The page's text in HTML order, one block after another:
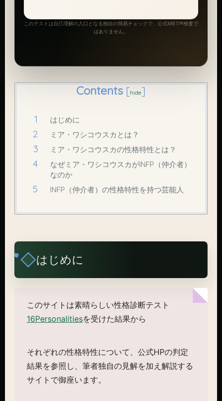
このテストは自己理解の入口となる独自の簡易チェックで、公式MBTI®検査で
はありません。
Contents [hide]
はじめに
ミア・ワシコウスカとは？
ミア・ワシコウスカの性格特性とは？
なぜミア・ワシコウスカがINFP（仲介者）
なのか
INFP（仲介者）の性格特性を持つ芸能人
はじめに
このサイトは素晴らしい性格診断テスト
16Personalitiesを受けた結果から
それぞれの性格特性について、公式HPの判定
結果を参照し、筆者独自の見解を加え解説する
サイトで御座います。